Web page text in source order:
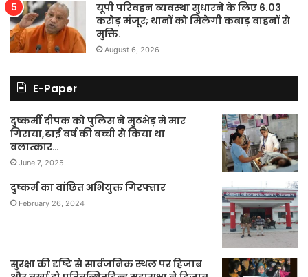
यूपी परिवहन व्यवस्था सुधारने के लिए 6.03
करोड़ मंजूर; थानों को मिलेगी कबाड़ वाहनों से
मुक्ति.
August 6, 2026
E-Paper
दुष्कर्मी दीपक को पुलिस ने मुठभेड़ मे मार
गिराया,ढाई वर्ष की बच्ची से किया था
बलात्कार…
June 7, 2025
दुष्कर्म का वांछित अभियुक्त गिरफ्तार
February 26, 2024
सुरक्षा की दृष्टि से सार्वजनिक स्थल पर हिजाब